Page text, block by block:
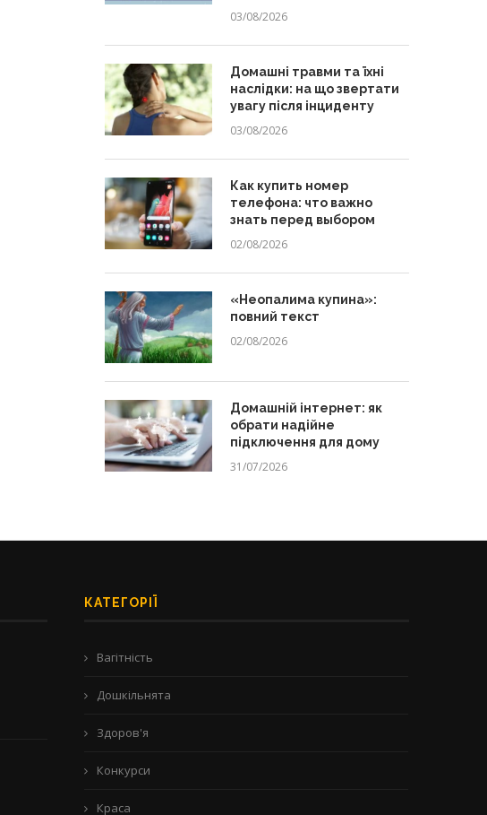
03/08/2026
Домашні травми та їхні
наслідки: на що звертати
увагу після інциденту
03/08/2026
Как купить номер
телефона: что важно
знать перед выбором
02/08/2026
«Неопалима купина»:
повний текст
02/08/2026
Домашній інтернет: як
обрати надійне
підключення для дому
31/07/2026
КАТЕГОРІЇ
Вагітність
Дошкільнята
Здоров'я
Конкурси
Краса